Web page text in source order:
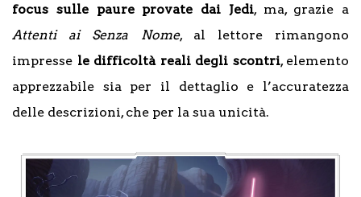
focus sulle paure provate dai Jedi, ma, grazie a
Attenti ai Senza Nome, al lettore rimangono
impresse le difficoltà reali degli scontri, elemento
apprezzabile sia per il dettaglio e l’accuratezza
delle descrizioni, che per la sua unicità.